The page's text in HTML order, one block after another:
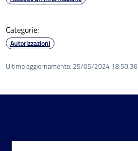
Categorie:
Autorizzazioni
Ultimo aggiornamento: 25/05/2024 18:50.36